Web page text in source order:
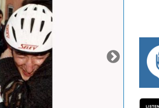
CHARLY WEGELIUS, MAURO